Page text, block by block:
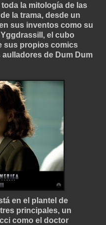
la mitología de las
la trama, desde un
sus inventos como su
el cubo
sus propios comics
de Dum Dum
en el plantel de
principales, un
como el doctor